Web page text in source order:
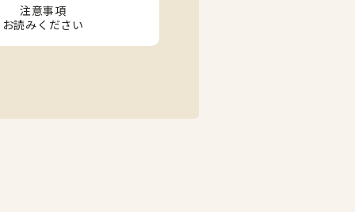
注意事項
お読みください